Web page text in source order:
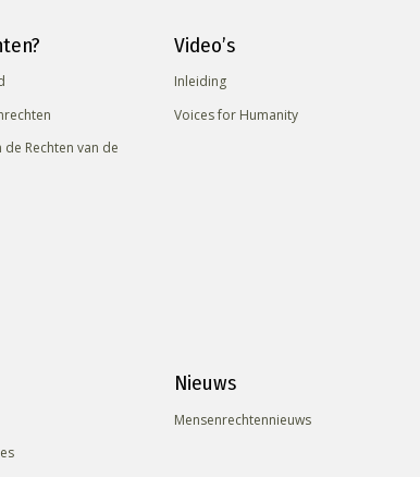
Rechten van de
Video’s
Inleiding
Voices for Humanity
Nieuws
Mensenrechten­nieuws